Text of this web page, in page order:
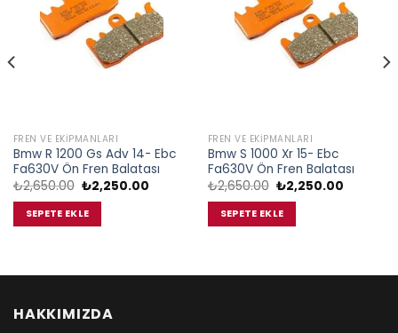
FREN VE EKIPMANLARI
Bmw R 1200 Gs Adv 14- Ebc
Fa630V Ön Fren Balatası
₺2,650.00 Orijinal
fiyat:
₺2,650.00.
₺2,250.00Şu
SEPETE EKLE
FREN VE EKIPMANLARI
Bmw S 1000 Xr 15- Ebc
Fa630V Ön Fren Balatası
₺2,650.00 Orijinal
fiyat:
₺2,650.00.
₺2,250.00Şu
SEPETE EKLE
HAKKIMIZDA